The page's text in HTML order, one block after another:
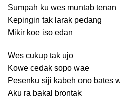
Sumpah ku wes muntab tenan
Kepingin tak larak pedang
Mikir koe iso edan
Wes cukup tak ujo
Kowe cedak sopo wae
Pesenku siji kabeh ono bates
Aku ra bakal brontak